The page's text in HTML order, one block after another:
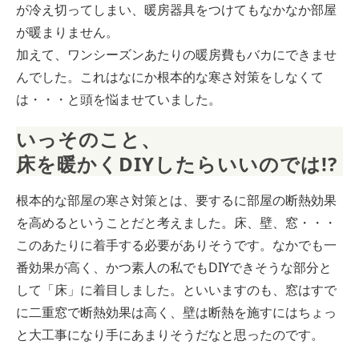
が冷え切ってしまい、暖房器具をつけてもなかなか部屋
が暖まりません。
加えて、ワンシーズンあたりの暖房費もバカにできませ
んでした。これはなにか根本的な寒さ対策をしなくて
は・・・と頭を悩ませていました。
いっそのこと、
床を暖かくDIYしたらいいのでは!?
根本的な部屋の寒さ対策とは、要するに部屋の断熱効果
を高めるということだと考えました。床、壁、窓・・・
このあたりに着手する必要がありそうです。なかでも一
番効果が高く、かつ素人の私でもDIYできそうな部分と
して「床」に着目しました。といいますのも、窓はすで
に二重窓で断熱効果は高く、壁は断熱を施すにはちょっ
と大工事になり手にあまりそうだなと思ったのです。